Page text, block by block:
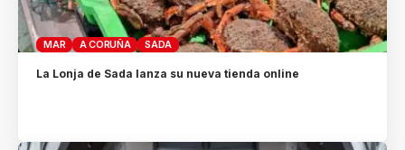
MAR A CORUÑA SADA
La Lonja de Sada lanza su nueva tienda online